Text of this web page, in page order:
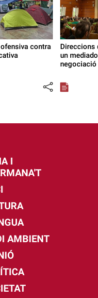
contra
Direccions
un
negociació
I
AMBIENT